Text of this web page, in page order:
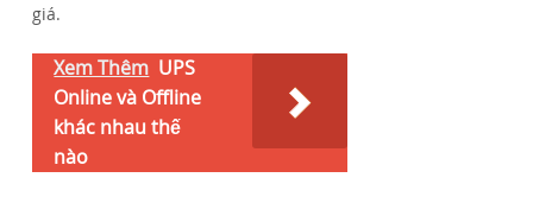
giá.
Xem Thêm UPS
Online và Offline
khác nhau thế
nào